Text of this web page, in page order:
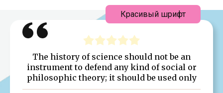
The history of science should not be an
instrument to defend any kind of social or
philosophic theory; it should be used only
Красивый шрифт